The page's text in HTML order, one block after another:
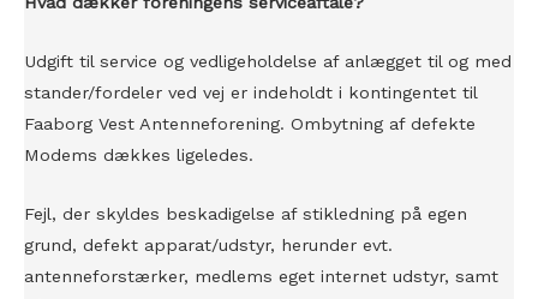
Udgift til service og vedligeholdelse af anlægget til og med
stander/fordeler ved vej er indeholdt i kontingentet til
Faaborg Vest Antenneforening. Ombytning af defekte
Modems dækkes ligeledes.
Fejl, der skyldes beskadigelse af stikledning på egen
grund, defekt apparat/udstyr, herunder evt.
antenneforstærker, medlems eget internet udstyr, samt